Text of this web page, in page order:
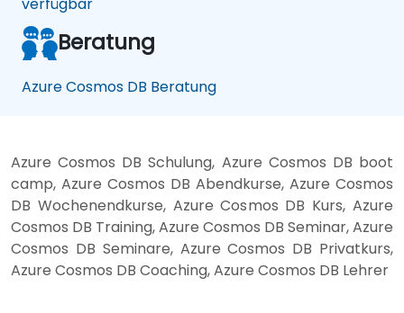
Beratung
Azure Cosmos DB Beratung
Azure Cosmos DB Schulung, Azure Cosmos DB boot
camp, Azure Cosmos DB Abendkurse, Azure Cosmos
DB Wochenendkurse, Azure Cosmos DB Kurs, Azure
Cosmos DB Training, Azure Cosmos DB Seminar, Azure
Cosmos DB Seminare, Azure Cosmos DB Privatkurs,
Azure Cosmos DB Coaching, Azure Cosmos DB Lehrer